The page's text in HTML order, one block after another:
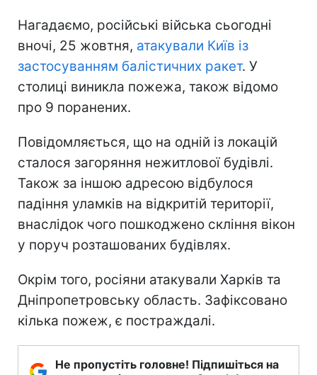
Нагадаємо, російські війська сьогодні
вночі, 25 жовтня, атакували Київ із
застосуванням балістичних ракет. У
столиці виникла пожежа, також відомо
про 9 поранених.
Повідомляється, що на одній із локацій
сталося загоряння нежитлової будівлі.
Також за іншою адресою відбулося
падіння уламків на відкритій території,
внаслідок чого пошкоджено скління вікон
у поруч розташованих будівлях.
Окрім того, росіяни атакували Харків та
Дніпропетровську область. Зафіксовано
кілька пожеж, є постраждалі.
Не пропустіть головне! Підпишіться на